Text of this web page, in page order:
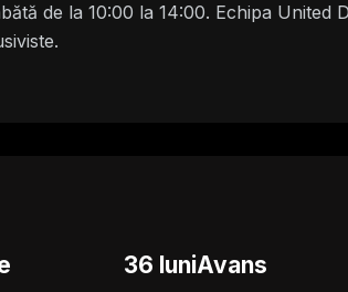
de la 10:00 la 14:00. Echipa
36 luniAvans